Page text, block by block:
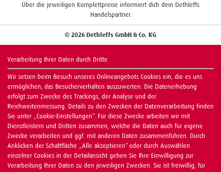
Über die jeweiligen Komplettpreise informiert dich dein Dethleffs
Handelspartner.
© 2026 Dethleffs GmbH & Co. KG
Verarbeitung Ihrer Daten durch Dritte
Wir setzen beim Besuch unseres Onlineangebots Cookies ein, die es uns
ermöglichen, das Besucherverhalten auszuwerten. Die Datenerhebung
erfolgt zum Zwecke des Trackings, der Analyse und der
Reichweitenmessung. Details zu den Zwecken der Datenverarbeitung finden
Sie unter „Cookie-Einstellungen“. Für diese Zwecke arbeiten wir mit
Dienstleistern und Dritten zusammen, welche die Daten auch für eigene
Zwecke verarbeiten und ggf. mit anderen Daten zusammenführen. Durch
Anklicken der Schaltfläche „Alle akzeptieren“ oder durch Auswählen
einzelner Cookies in der Detailansicht geben Sie Ihre Einwilligung zur
Verarbeitung Ihrer Daten zu den jeweiligen Zwecken. Sie ist freiwillig, für